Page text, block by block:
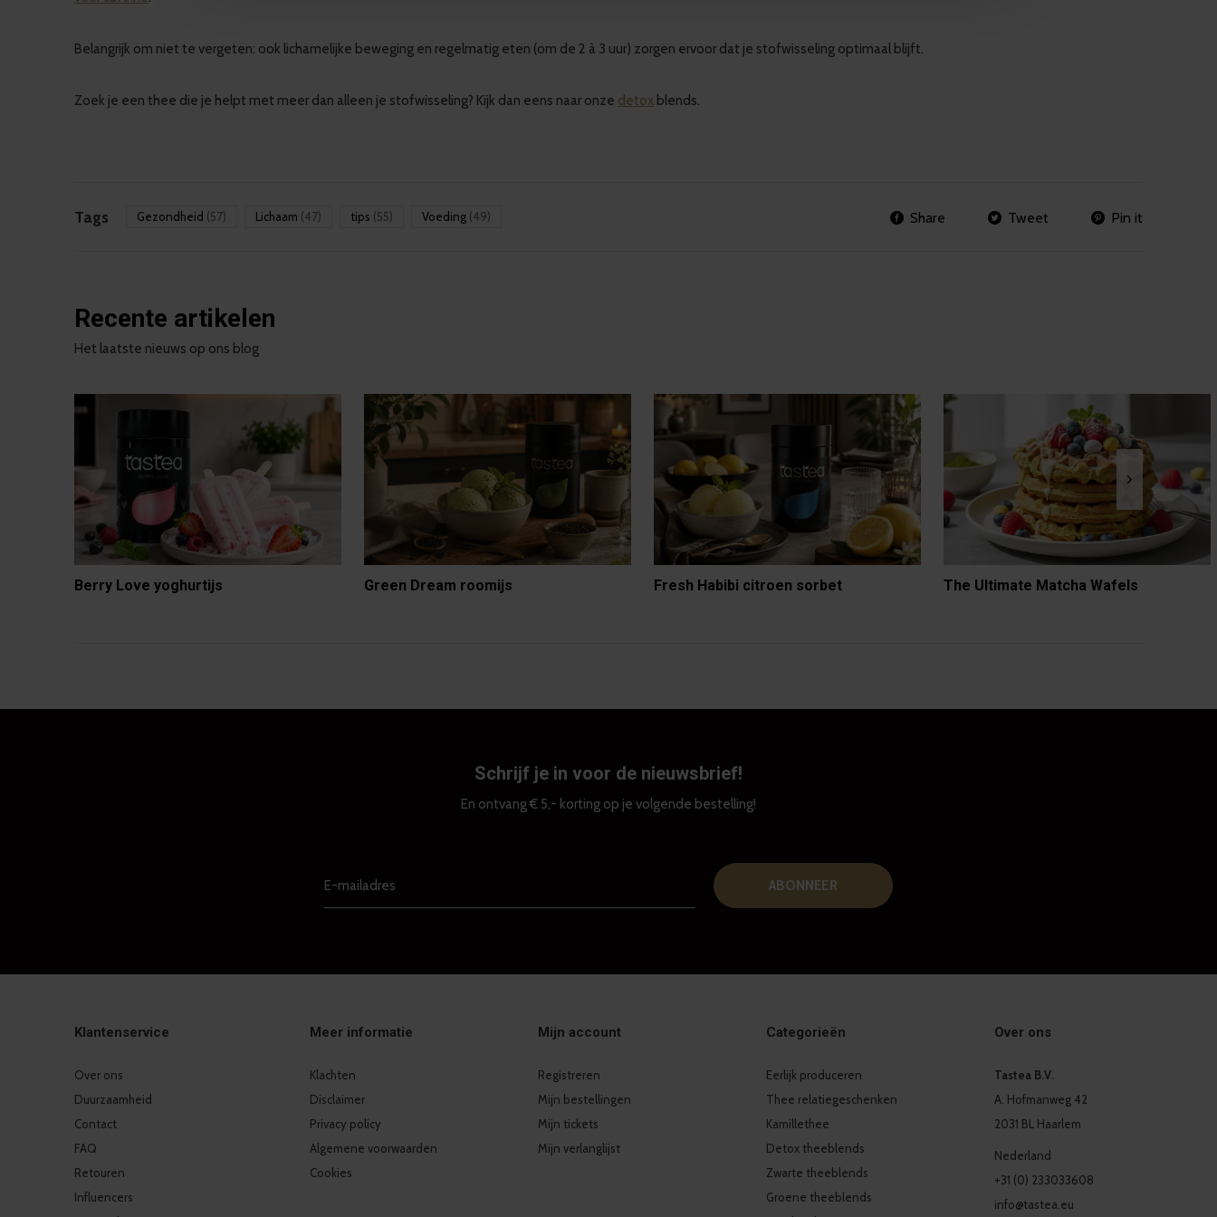
Belangrijk om niet te vergeten: ook lichamelijke beweging en regelmatig eten (om de 2 à 3 uur) zorgen ervoor dat je stofwisseling optimaal blijft.
Zoek je een thee die je helpt met meer dan alleen je stofwisseling? Kijk dan eens naar onze detox blends.
Tags Gezondheid (57) Lichaam (47) tips (55) Voeding (49) Share Tweet Pin it
Recente artikelen
Het laatste nieuws op ons blog
Berry Love yoghurtijs Green Dream roomijs Fresh Habibi citroen sorbet The Ultimate Matcha Wafels
Schrijf je in voor de nieuwsbrief!
En ontvang € 5,- korting op je volgende bestelling!
ABONNEER
Klantenservice
Over ons
Duurzaamheid
Contact
FAQ
Retouren
Influencers
Meer informatie
Klachten
Disclaimer
Privacy policy
Algemene voorwaarden
Cookies
Mijn account
Registreren
Mijn bestellingen
Mijn tickets
Mijn verlanglijst
Categorieën
Eerlijk produceren
Thee relatiegeschenken
Kamillethee
Detox theeblends
Zwarte theeblends
Groene theeblends
Over ons
Tastea B.V.
A. Hofmanweg 42
2031 BL Haarlem
Nederland
+31 (0) 233033608
info@tastea.eu